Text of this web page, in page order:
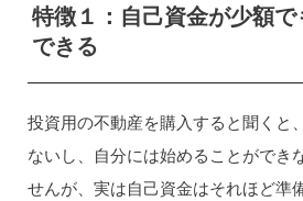
特徴１：自己資金が少額
できる
投資用の不動産を購入すると聞くと
ないし、自分には始めることができ
せんが、実は自己資金はそれほど準